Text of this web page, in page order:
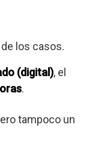
los casos.
(digital), el
.
tampoco un